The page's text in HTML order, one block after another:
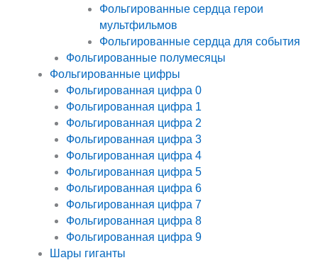
Фольгированные сердца герои
мультфильмов
Фольгированные сердца для события
Фольгированные полумесяцы
Фольгированные цифры
Фольгированная цифра 0
Фольгированная цифра 1
Фольгированная цифра 2
Фольгированная цифра 3
Фольгированная цифра 4
Фольгированная цифра 5
Фольгированная цифра 6
Фольгированная цифра 7
Фольгированная цифра 8
Фольгированная цифра 9
Шары гиганты